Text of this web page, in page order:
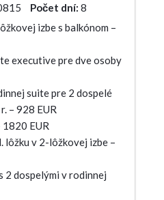
Počet dní: 8
izbe s balkónom –
executive pre dve osoby
suite pre 2 dospelé
– 928 EUR
EUR
lôžku v 2-lôžkovej izbe –
2 dospelými v rodinnej